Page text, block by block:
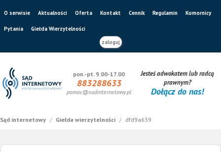
O serwisie Aktualności Oferta Kontakt Cennik Regulamin Komornicy
Pytania
Giełda Wierzytelności
zaloguj
pon.-pt. 9.00-17.00
883288633
pomoc@sadinternetowy.pl
Jesteś adwokatem lub radcą
prawnym?
Dołącz do nas!
Sąd internetowy / Giełda wierzytelności / dfd9a639